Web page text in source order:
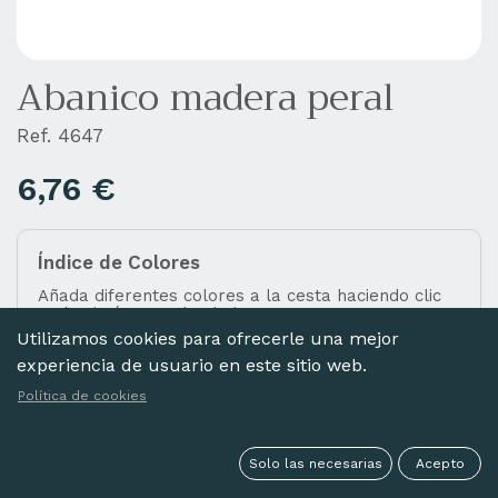
Abanico madera peral
Índice de Colores
Añada diferentes colores a la cesta haciendo clic
en las imágenes de abajo.
Ref. 4647
6,76 €
Utilizamos cookies para ofrecerle una mejor
experiencia de usuario en este sitio web.
Política de cookies
Solo las necesarias Acepto